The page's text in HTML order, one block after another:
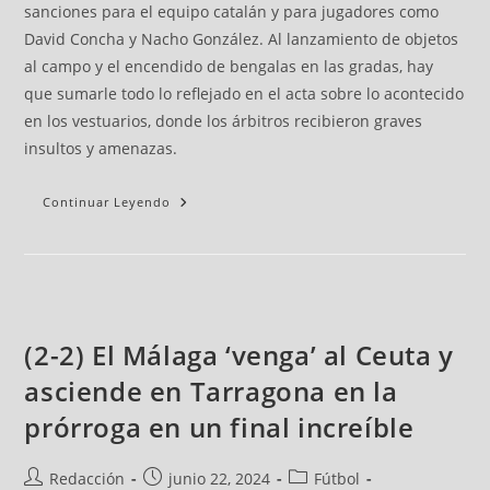
sanciones para el equipo catalán y para jugadores como
David Concha y Nacho González. Al lanzamiento de objetos
al campo y el encendido de bengalas en las gradas, hay
que sumarle todo lo reflejado en el acta sobre lo acontecido
en los vestuarios, donde los árbitros recibieron graves
insultos y amenazas.
Continuar Leyendo
(2-2) El Málaga ‘venga’ al Ceuta y
asciende en Tarragona en la
prórroga en un final increíble
Redacción junio 22, 2024
Fútbol